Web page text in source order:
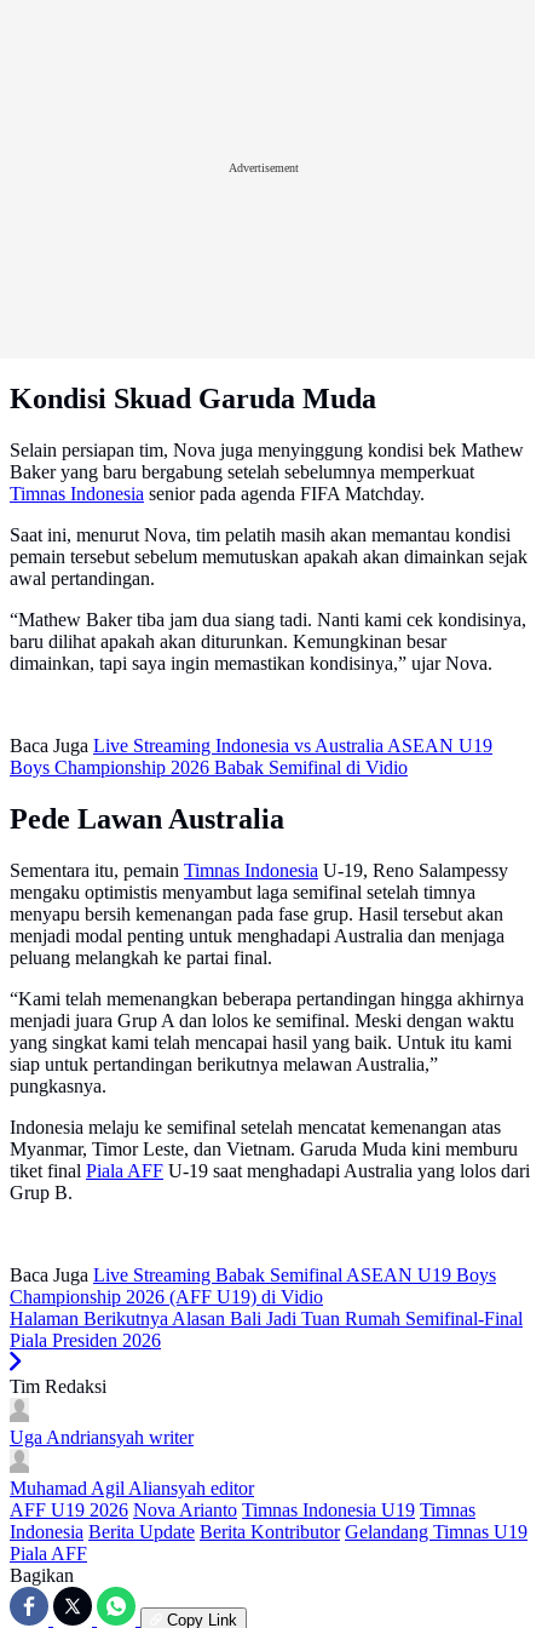
Advertisement
Kondisi Skuad Garuda Muda
Selain persiapan tim, Nova juga menyinggung kondisi bek Mathew
Baker yang baru bergabung setelah sebelumnya memperkuat
Timnas Indonesia senior pada agenda FIFA Matchday.
Saat ini, menurut Nova, tim pelatih masih akan memantau kondisi
pemain tersebut sebelum memutuskan apakah akan dimainkan sejak
awal pertandingan.
“Mathew Baker tiba jam dua siang tadi. Nanti kami cek kondisinya,
baru dilihat apakah akan diturunkan. Kemungkinan besar
dimainkan, tapi saya ingin memastikan kondisinya,” ujar Nova.
Baca Juga Live Streaming Indonesia vs Australia ASEAN U19
Boys Championship 2026 Babak Semifinal di Vidio
Pede Lawan Australia
Sementara itu, pemain Timnas Indonesia U-19, Reno Salampessy
mengaku optimistis menyambut laga semifinal setelah timnya
menyapu bersih kemenangan pada fase grup. Hasil tersebut akan
menjadi modal penting untuk menghadapi Australia dan menjaga
peluang melangkah ke partai final.
“Kami telah memenangkan beberapa pertandingan hingga akhirnya
menjadi juara Grup A dan lolos ke semifinal. Meski dengan waktu
yang singkat kami telah mencapai hasil yang baik. Untuk itu kami
siap untuk pertandingan berikutnya melawan Australia,”
pungkasnya.
Indonesia melaju ke semifinal setelah mencatat kemenangan atas
Myanmar, Timor Leste, dan Vietnam. Garuda Muda kini memburu
tiket final Piala AFF U-19 saat menghadapi Australia yang lolos dari
Grup B.
Baca Juga Live Streaming Babak Semifinal ASEAN U19 Boys
Championship 2026 (AFF U19) di Vidio
Halaman Berikutnya Alasan Bali Jadi Tuan Rumah Semifinal-Final
Piala Presiden 2026
Tim Redaksi
Uga Andriansyah writer
Muhamad Agil Aliansyah editor
AFF U19 2026 Nova Arianto Timnas Indonesia U19 Timnas
Indonesia Berita Update Berita Kontributor Gelandang Timnas U19
Piala AFF
Bagikan
Copy Link